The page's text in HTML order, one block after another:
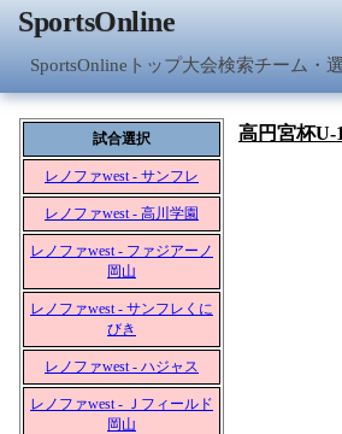
SportsOnline
SportsOnlineトップ大会検索チーム・
試合選択
レノファwest - サンフレ
レノファwest - 高川学園
レノファwest - ファジアーノ
岡山
レノファwest - サンフレくに
びき
レノファwest - ハジャス
レノファwest - Ｊフィールド
岡山
高円宮杯U-